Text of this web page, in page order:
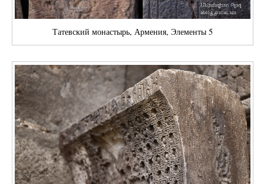
Татевский монастырь, Армения, Элементы 5